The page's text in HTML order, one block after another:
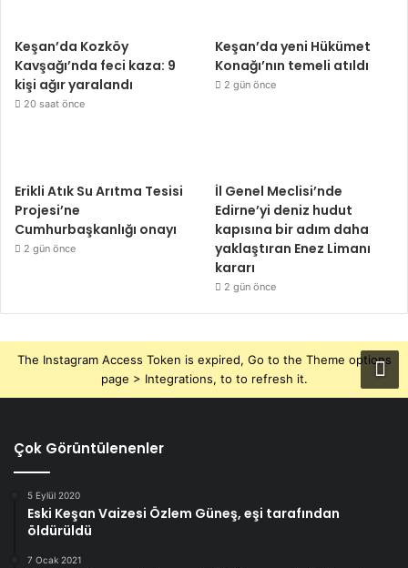
Keşan’da Kozköy
Kavşağı’nda feci kaza: 9
kişi ağır yaralandı
20 saat önce
Keşan’da yeni Hükümet
Konağı’nın temeli atıldı
2 gün önce
Erikli Atık Su Arıtma Tesisi
Projesi’ne
Cumhurbaşkanlığı onayı
2 gün önce
İl Genel Meclisi’nde
Edirne’yi deniz hudut
kapısına bir adım daha
yaklaştıran Enez Limanı
kararı
2 gün önce
The Instagram Access Token is expired, Go to the Theme options
page > Integrations, to to refresh it.
Çok Görüntülenenler
5 Eylül 2020
Eski Keşan Vaizesi Özlem Güneş, eşi tarafından
öldürüldü
7 Ocak 2021